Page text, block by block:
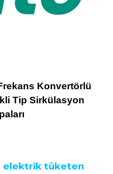
Konvertörlü
Tip Sirkülasyon
elektrik tüketen